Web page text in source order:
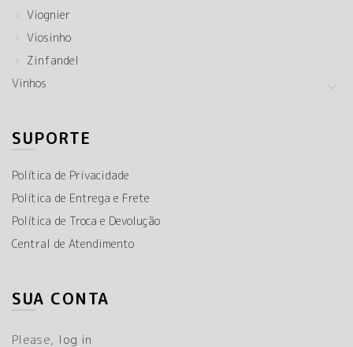
Viognier
Viosinho
Zinfandel
Vinhos
SUPORTE
Política de Privacidade
Política de Entrega e Frete
Política de Troca e Devolução
Central de Atendimento
SUA CONTA
Please, log in